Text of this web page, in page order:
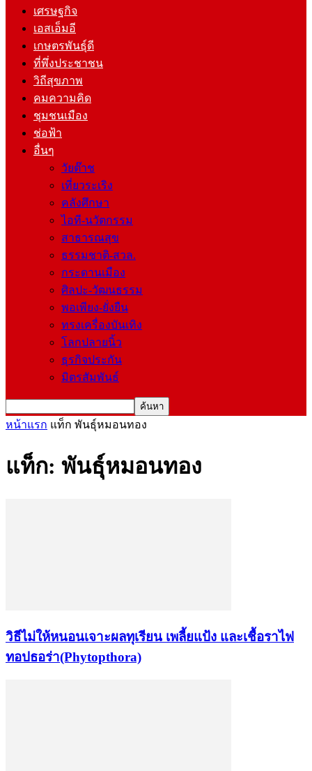
เศรษฐกิจ
เอสเอ็มอี
เกษตรพันธุ์ดี
ที่พึ่งประชาชน
วิถีสุขภาพ
คมความคิด
ชุมชนเมือง
ช่อฟ้า
อื่นๆ
วัยต๊าช
เที่ยวระเริง
คลังศึกษา
ไอที-นวัตกรรม
สาธารณสุข
ธรรมชาติ-สวล.
กระดานเมือง
ศิลปะ-วัฒนธรรม
พอเพียง-ยั่งยืน
ทรงเครื่องบันเทิง
โลกปลายนิ้ว
ธุรกิจประกัน
มิตรสัมพันธ์
หน้าแรก แท็ก พันธุ์หมอนทอง
แท็ก: พันธุ์หมอนทอง
วิธีไม่ให้หนอนเจาะผลทุเรียน เพลี้ยแป้ง และเชื้อราไฟ
ทอปธอร่า(Phytopthora)